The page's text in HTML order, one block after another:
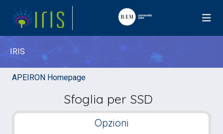
IRIS
APEIRON Homepage
Sfoglia per SSD
Opzioni